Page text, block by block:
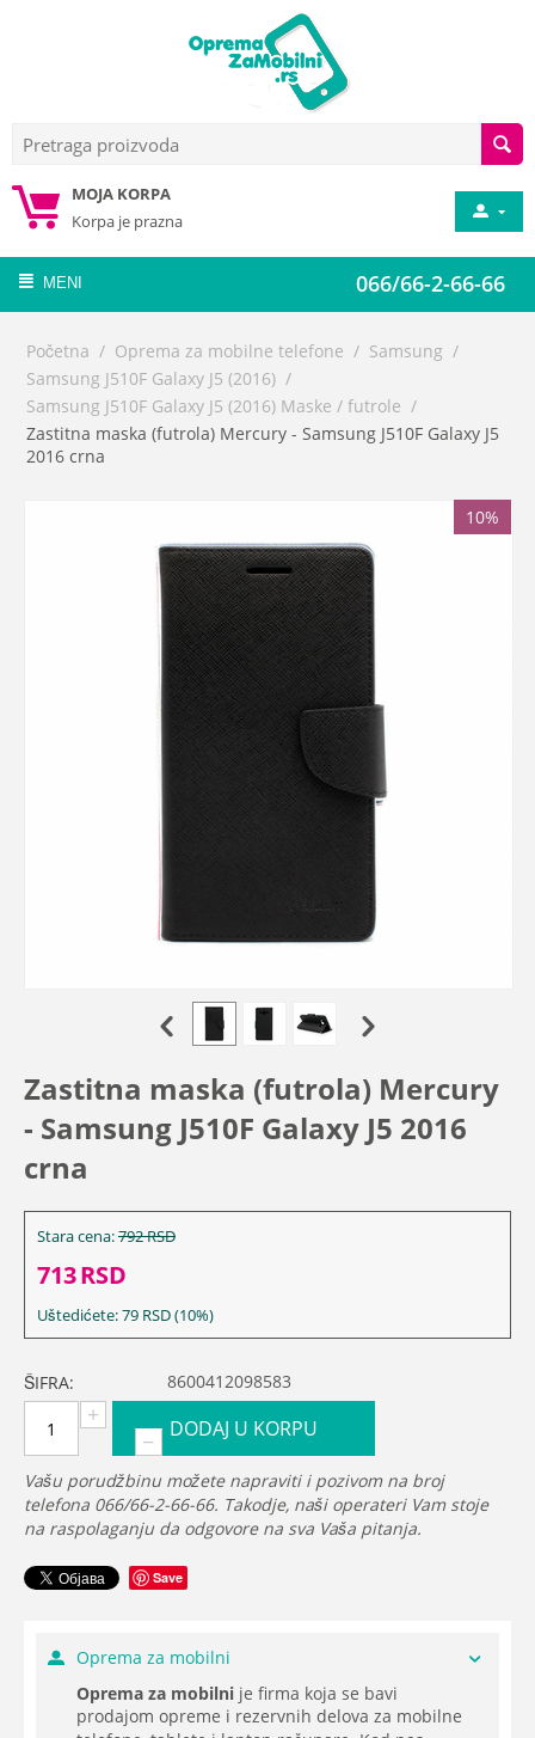
MOJA KORPA
Korpa je prazna
066/66-2-66-66
MENI
Početna / Oprema za mobilne telefone / Samsung /
Samsung J510F Galaxy J5 (2016) /
Samsung J510F Galaxy J5 (2016) Maske / futrole /
Zastitna maska (futrola) Mercury - Samsung J510F Galaxy J5
2016 crna
10%
Zastitna maska (futrola) Mercury
- Samsung J510F Galaxy J5 2016
crna
Stara cena:792RSD
713RSD
Uštedićete:79 RSD(10%)
ŠIFRA: 8600412098583
+
−
DODAJ U KORPU
Vašu porudžbinu možete napraviti i pozivom na broj
telefona 066/66-2-66-66. Takodje, naši operateri Vam stoje
na raspolaganju da odgovore na sva Vaša pitanja.
Save
Oprema za mobilni
Oprema za mobilni je firma koja se bavi
prodajom opreme i rezervnih delova za mobilne